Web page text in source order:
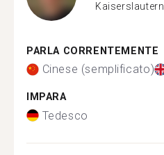
Kaiserslautern
PARLA CORRENTEMENTE
Cinese (semplificato)
IMPARA
Tedesco